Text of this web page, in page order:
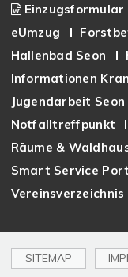
Einzugsformular
eUmzug
Hallenbad Seon
Informationen
Jugendarbeit Seon
Notfalltreffpunkt
Räume &
Smart Service
Vereinsverzeichnis
SITEMAP